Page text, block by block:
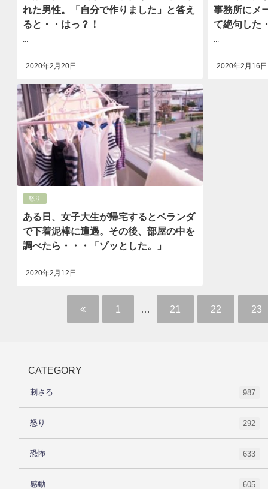
れた男性。「自分で作りました」と答え
ると・・はっ？！
2020年2月20日
事務所にメ
て絶句した
2020年2月16日
怒り
ある日、女子大生が帰宅するとベランダ
で下着泥棒に遭遇。その後、部屋の中を
調べたら・・・「ゾッとした。」
2020年2月12日
1 21 22 23
CATEGORY
刺さる 987
怒り 292
恐怖 633
感動 605